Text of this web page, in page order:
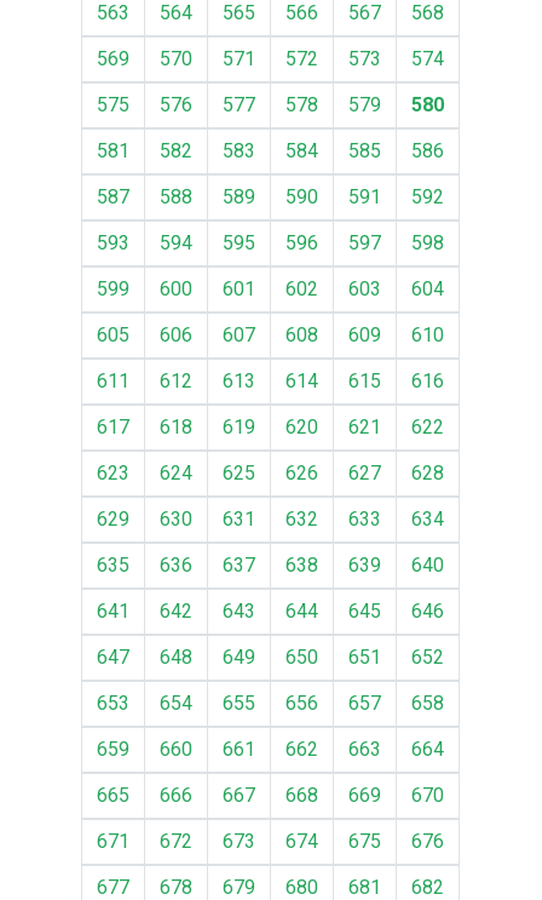
563
564 565 566 567
568
569
570 571 572 573
574
575
576 577 578 579
580
581
582 583 584 585
586
587
588 589 590 591
592
593
594 595 596 597
598
599
600 601 602 603
604
605
606 607 608 609
610
611
612 613 614 615
616
617
618 619 620 621
622
623
624 625 626 627
628
629
630 631 632 633
634
635
636 637 638 639
640
641
642 643 644 645
646
647
648 649 650 651
652
653
654 655 656 657
658
659
660 661 662 663
664
665
666 667 668 669
670
671
672 673 674 675
676
677
678 679 680 681
682